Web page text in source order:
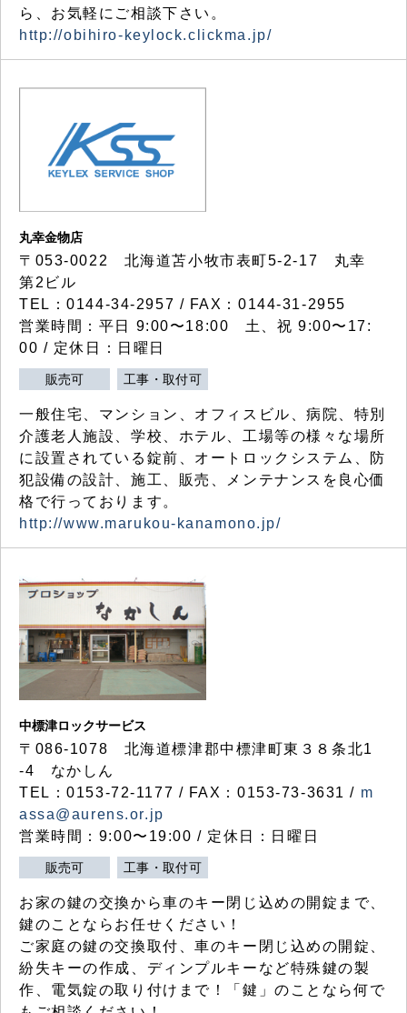
ら、お気軽にご相談下さい。
http://obihiro-keylock.clickma.jp/
丸幸金物店
〒053-0022 北海道苫小牧市表町5-2-17 丸幸
第2ビル
TEL：0144-34-2957 / FAX：0144-31-2955
営業時間：平日 9:00〜18:00 土、祝 9:00〜17:
00 / 定休日：日曜日
販売可 工事・取付可
一般住宅、マンション、オフィスビル、病院、特別
介護老人施設、学校、ホテル、工場等の様々な場所
に設置されている錠前、オートロックシステム、防
犯設備の設計、施工、販売、メンテナンスを良心価
格で行っております。
http://www.marukou-kanamono.jp/
中標津ロックサービス
〒086-1078 北海道標津郡中標津町東３８条北1
-4 なかしん
TEL：0153-72-1177 / FAX：0153-73-3631 / m
assa@aurens.or.jp
営業時間：9:00〜19:00 / 定休日：日曜日
販売可 工事・取付可
お家の鍵の交換から車のキー閉じ込めの開錠まで、
鍵のことならお任せください！
ご家庭の鍵の交換取付、車のキー閉じ込めの開錠、
紛失キーの作成、ディンプルキーなど特殊鍵の製
作、電気錠の取り付けまで！「鍵」のことなら何で